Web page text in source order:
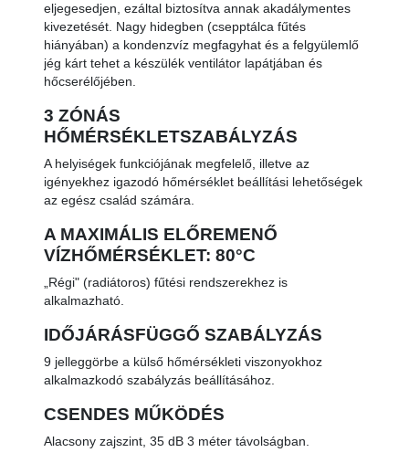
eljegesedjen, ezáltal biztosítva annak akadálymentes
kivezetését. Nagy hidegben (csepptálca fűtés
hiányában) a kondenzvíz megfagyhat és a felgyülemlő
jég kárt tehet a készülék ventilátor lapátjában és
hőcserélőjében.
3 ZÓNÁS
HŐMÉRSÉKLETSZABÁLYZÁS
A helyiségek funkciójának megfelelő, illetve az
igényekhez igazodó hőmérséklet beállítási lehetőségek
az egész család számára.
A MAXIMÁLIS ELŐREMENŐ
VÍZHŐMÉRSÉKLET: 80°C
„Régi" (radiátoros) fűtési rendszerekhez is
alkalmazható.
IDŐJÁRÁSFÜGGŐ SZABÁLYZÁS
9 jelleggörbe a külső hőmérsékleti viszonyokhoz
alkalmazkodó szabályzás beállításához.
CSENDES MŰKÖDÉS
Alacsony zajszint, 35 dB 3 méter távolságban.